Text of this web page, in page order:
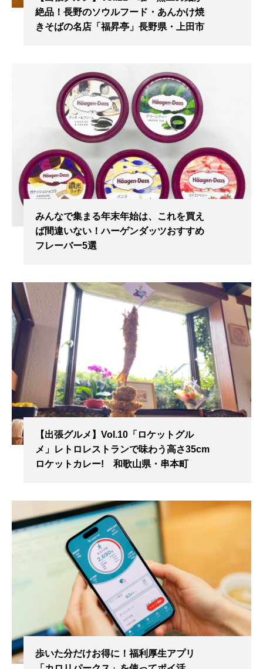
絶品！長野のソウルフード・あんかけ焼
きそばの名店「福昇亭」長野県・上田市
みんなで集まる年末年始は、これを買え
ば間違いない！ハーゲンダッツおすすめ
フレーバー5選
【出張グルメ】Vol.10「ロケットグル
メ」レトロレストランで味わう高さ35cm
ロケットカレー! 和歌山県・串本町
歩いた分だけお得に！福利厚生アプリ